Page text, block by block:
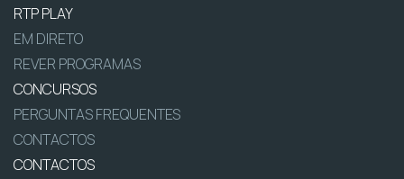
RTP PLAY
EM DIRETO
REVER PROGRAMAS
CONCURSOS
PERGUNTAS FREQUENTES
CONTACTOS
CONTACTOS